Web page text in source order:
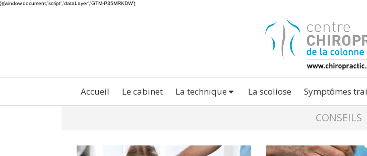
})(window,document,'script','dataLayer','GTM-P35MRKDW');
Accueil Le cabinet La technique La scoliose Symptômes
CONSEILS